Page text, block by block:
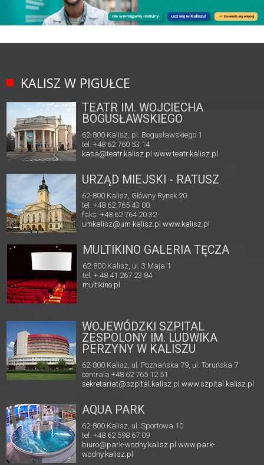
KALISZ W PIGUŁCE
TEATR IM. WOJCIECHA
BOGUSŁAWSKIEGO
62-800 Kalisz, pl. Bogusławskiego 1
tel. +48 62 760 53 14
kasa@teatr.kalisz.pl www.teatr.kalisz.pl
URZĄD MIEJSKI - RATUSZ
62-800 Kalisz, Główny Rynek 20
tel. +48 62 765 43 00
faks: +48 62 764 20 32
umkalisz@um.kalisz.plwww.kalisz.pl
MULTIKINO GALERIA TĘCZA
62-800 Kalisz, ul. 3 Maja 1
tel. + 48 41 267 23 84
multikino.pl
WOJEWÓDZKI SZPITAL
ZESPOLONY IM. LUDWIKA
PERZYNY W KALISZU
62-800 Kalisz, ul. Poznańska 79, ul. Toruńska 7
centrala +48 62 765 12 51
sekretariat@szpital.kalisz.pl www.szpital.kalisz.pl
AQUA PARK
62-800 Kalisz, ul. Sportowa 10
tel. +48 62 598 67 09
biuro@park-wodny.kalisz.pl www.park-
wodny.kalisz.pl